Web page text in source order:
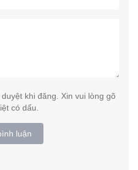
khi đăng. Xin vui lòng gõ
có dấu.
luận